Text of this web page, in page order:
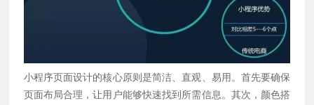
小程序页面设计的核心原则是简洁、直观、易用。首先要确保
页面布局合理，让用户能够快速找到所需信息。其次，颜色搭